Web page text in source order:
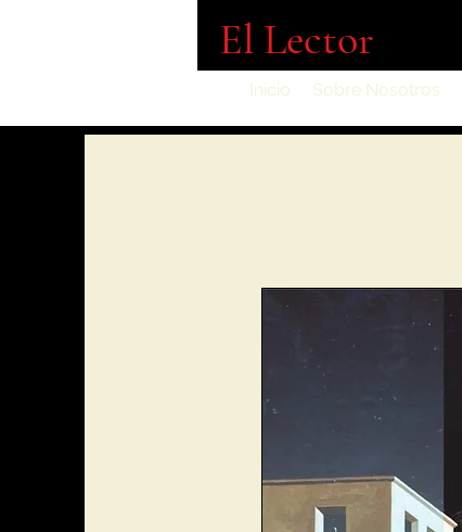
El Lector
Inicio Sobre Nosotros